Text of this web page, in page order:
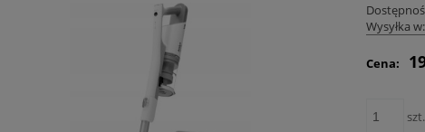
Wysyłka w:
Cena:
szt.